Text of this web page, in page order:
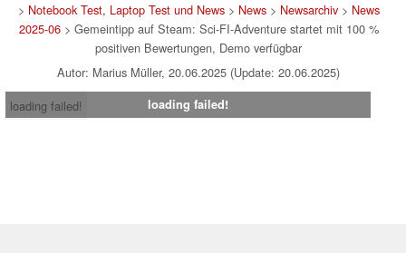
> Notebook Test, Laptop Test und News> News> Newsarchiv> News
2025-06> Gemeintipp auf Steam: Sci-FI-Adventure startet mit 100 %
positiven Bewertungen, Demo verfügbar
Autor: Marius Müller, 20.06.2025 (Update: 20.06.2025)
loading failed!
loading failed!